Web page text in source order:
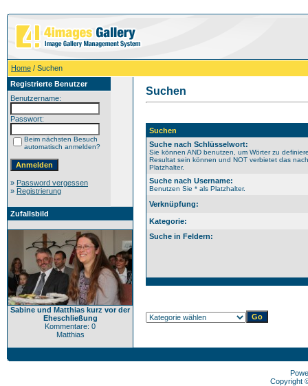
Home / Suchen
Registrierte Benutzer
Benutzername:
Passwort:
Beim nächsten Besuch
automatisch anmelden?
» Password vergessen
» Registrierung
Zufallsbild
Sabine und Matthias kurz vor der
Eheschließung
Kommentare: 0
Matthias
Suchen
Suchen
Suche nach Schlüsselwort:
Sie können AND benutzen, um Wörter zu
Resultat sein können und NOT verbietet das
Platzhalter.
Suche nach Username:
Benutzen Sie * als Platzhalter.
Verknüpfung:
Kategorie:
Suche in Feldern:
Copyright